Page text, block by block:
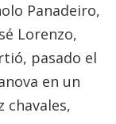
Panadeiro,
Lorenzo,
pasado el
en un
chavales,